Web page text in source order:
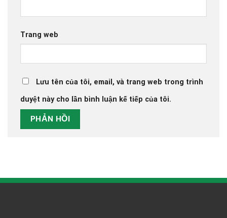
Trang web
Lưu tên của tôi, email, và trang web trong trình
duyệt này cho lần bình luận kế tiếp của tôi.